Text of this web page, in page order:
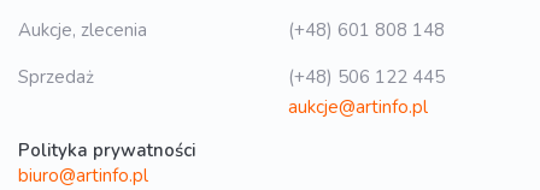
Aukcje, zlecenia
(+48) 601 808 148
Sprzedaż
(+48) 506 122 445
aukcje@artinfo.pl
Polityka prywatności
biuro@artinfo.pl